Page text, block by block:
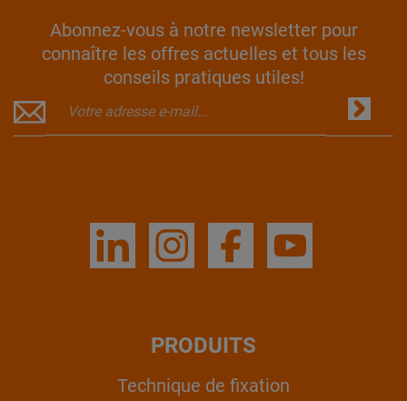
Abonnez-vous à notre newsletter pour
connaître les offres actuelles et tous les
conseils pratiques utiles!
PRODUITS
Technique de fixation